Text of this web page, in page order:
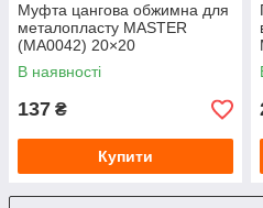
Муфта цангова обжимна для
металопласту MASTER
(MA0042) 20×20
В наявності
137 ₴
Купити